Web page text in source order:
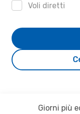
Voli diretti
Giorni più